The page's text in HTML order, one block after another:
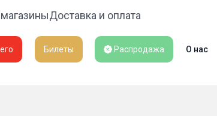
Доставка и оплата
Билеты Распродажа О нас